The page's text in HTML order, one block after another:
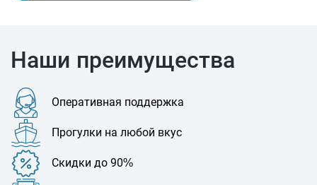
Наши преимущества
Оперативная поддержка
Прогулки на любой вкус
Скидки до 90%